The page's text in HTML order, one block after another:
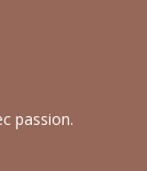
passion.